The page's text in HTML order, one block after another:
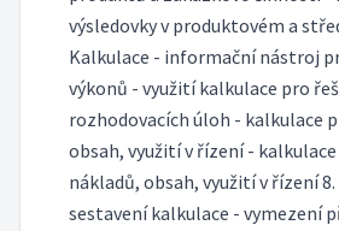
výsledovky v produktovém a
Kalkulace - informační nástroj
výkonů - využití kalkulace pro
rozhodovacích úloh - kalkulace
obsah, využití v řízení -
nákladů, obsah, využití v řízení
sestavení kalkulace - vymezení